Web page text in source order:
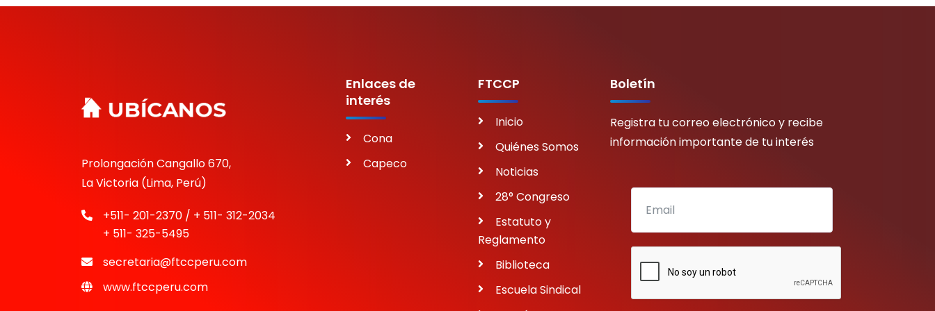
Prolongación Cangallo 670,
La Victoria (Lima, Perú)
+511- 201-2370 / + 511- 312-2034
+ 511- 325-5495
secretaria@ftccperu.com
www.ftccperu.com
Enlaces de
interés
Cona
Capeco
FTCCP
Inicio
Quiénes Somos
Noticias
28° Congreso
Estatuto y
Reglamento
Biblioteca
Escuela Sindical
Boletín
Registra tu correo electrónico y recibe
información importante de tu interés